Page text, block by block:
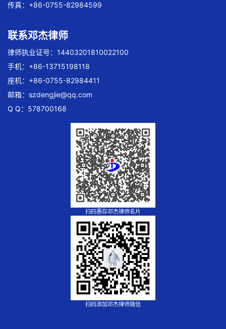
传真：+86-0755-82984599
联系邓杰律师
律师执业证号：14403201810022100
手机：+86-13715198118
座机：+86-0755-82984411
邮箱： szdengjie@qq.com
Q Q：578700168
扫码惠存邓杰律师名片
扫码添加邓杰律师微信